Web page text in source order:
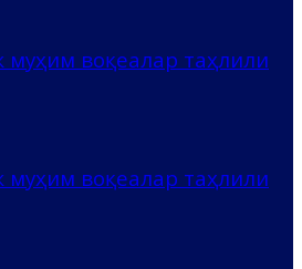
муҳим воқеалар таҳлили
муҳим воқеалар таҳлили